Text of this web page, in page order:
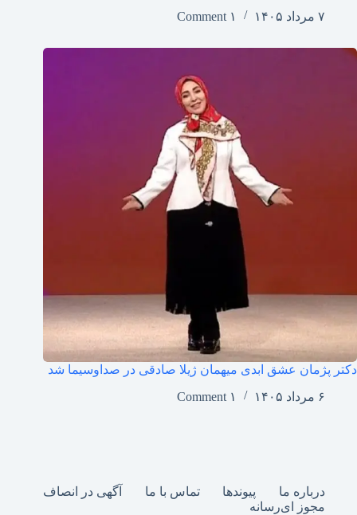
۷ مرداد ۱۴۰۵
۱ Comment
دکتر پژمان عشق ابدی میهمان ژیلا صادقی در صداوسیما شد
۶ مرداد ۱۴۰۵
۱ Comment
درباره ما پیوندها تماس با ما
آگهی در انصاف
مجوز ای‌رسانه